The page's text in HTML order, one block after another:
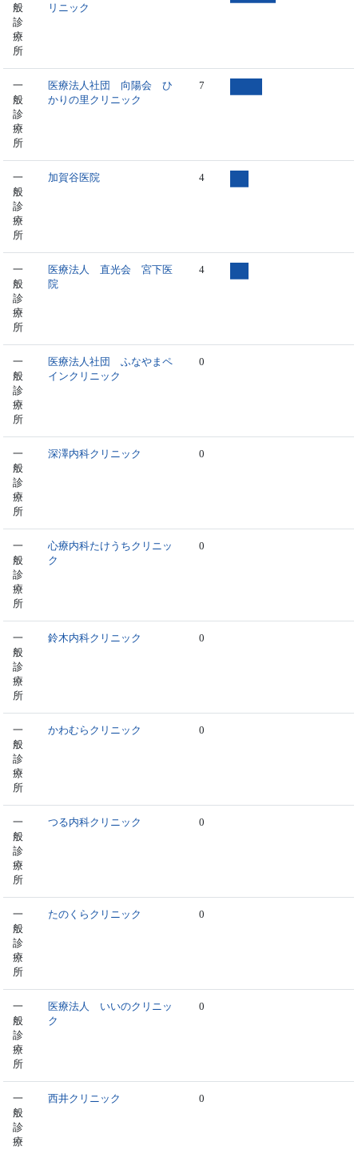
般
診
療
所
リニック
一
般
診
療
所
医療法人社団 向陽会 ひ
かりの里クリニック
7
一
般
診
療
所
加賀谷医院 4
一
般
診
療
所
医療法人 直光会 宮下医
院
4
一
般
診
療
所
医療法人社団 ふなやまペ
インクリニック
0
一
般
診
療
所
深澤内科クリニック 0
一
般
診
療
所
心療内科たけうちクリニッ
ク
0
一
般
診
療
所
鈴木内科クリニック 0
一
般
診
療
所
かわむらクリニック 0
一
般
診
療
所
つる内科クリニック 0
一
般
診
療
所
たのくらクリニック 0
一
般
診
療
所
医療法人 いいのクリニッ
ク
0
一
般
診
療
西井クリニック 0